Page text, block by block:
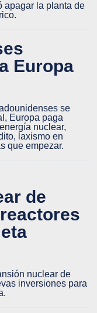
apagar la planta de
Europa
se
Europa paga
nuclear,
laxismo en
que empezar.
de
nuclear de
inversiones para